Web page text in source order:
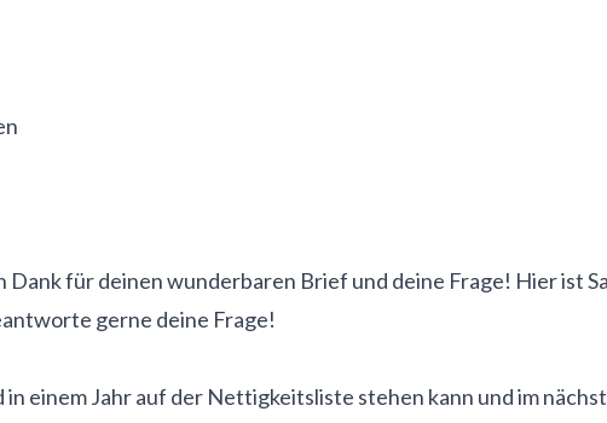
Dank für deinen wunderbaren Brief und deine Frage! Hier ist
gerne deine Frage!
in einem Jahr auf der Nettigkeitsliste stehen kann und im